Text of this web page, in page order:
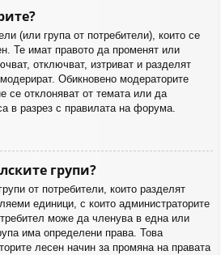
(или група от потребители), които се
Те имат правото да променят или
отключват, изтриват и разделят
Обикновено модераторите
се отклоняват от темата или да
в разрез с правилата на форума.
групи?
от потребители, които разделят
единици, с които администраторите
може да членува в една или
има определени права. Това
лесен начин за промяна на правата